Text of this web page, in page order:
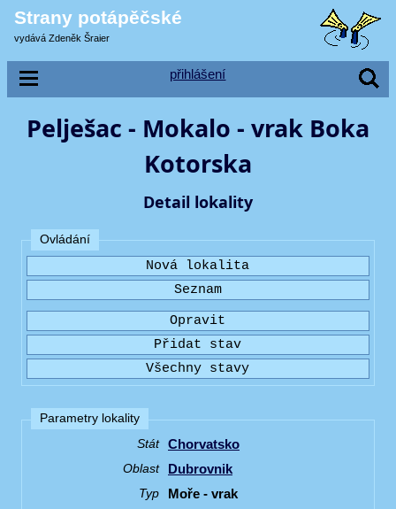
Strany potápěčské
vydává Zdeněk Šraier
přihlášení
Pelješac - Mokalo - vrak Boka
Kotorska
Detail lokality
Ovládání
Parametry lokality
Stát
Chorvatsko
Oblast Dubrovnik
Typ Moře - vrak